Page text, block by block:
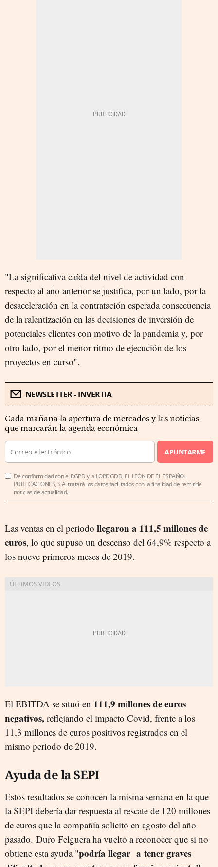
"La significativa caída del nivel de actividad con
respecto al año anterior se justifica, por un lado, por la
desaceleración en la contratación esperada consecuencia
de la ralentización en las decisiones de inversión de
potenciales clientes con motivo de la pandemia y, por
otro lado, por el menor ritmo de ejecución de los
proyectos en curso".
NEWSLETTER - INVERTIA
Cada mañana la apertura de mercados y las noticias
que marcarán la agenda económica
APUNTARME
De conformidad con el RGPD y la LOPDGDD, EL LEÓN DE EL ESPAÑOL
PUBLICACIONES, S.A. tratará los datos facilitados con la finalidad de remitirle
noticias de actualidad.
Las ventas en el periodo llegaron a 111,5 millones de
euros, lo que supuso un descenso del 64,9% respecto a
los nueve primeros meses de 2019.
El EBITDA se situó en 111,9 millones de euros
negativos, reflejando el impacto Covid, frente a los
11,3 millones de euros positivos registrados en el
mismo periodo de 2019.
Ayuda de la SEPI
Estos resultados se conocen la misma semana en la que
la SEPI debería dar respuesta al rescate de 120 millones
de euros que la compañía solicitó en agosto del año
pasado. Duro Felguera ha vuelto a reconocer que si no
obtiene esta ayuda "podría llegar a tener graves